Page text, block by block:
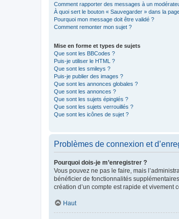
Comment rapporter des messages à un
À quoi sert le bouton « Sauvegarder » dans la
Pourquoi mon message doit être validé ?
Comment remonter mon sujet ?
Mise en forme et types de sujets
Que sont les BBCodes ?
Puis-je utiliser le HTML ?
Que sont les smileys ?
Puis-je publier des images ?
Que sont les annonces globales ?
Que sont les annonces ?
Que sont les sujets épinglés ?
Que sont les sujets verrouillés ?
Que sont les icônes de sujet ?
Problèmes de connexion et
Pourquoi dois-je m’enregistrer ?
Vous pouvez ne pas le faire, mais
bénéficier de fonctionnalités
création d’un compte est rapide et vivement
Haut